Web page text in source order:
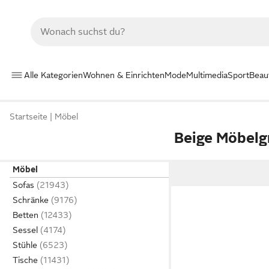
Alle KategorienWohnen & EinrichtenModeMultimediaSport
Startseite Möbel
Beige
Möbel
Sofas
Schränke
Betten
Sessel
Stühle
Tische